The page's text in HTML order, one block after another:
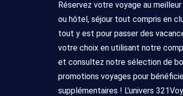
Réservez votre voyage au
ou hôtel, séjour tout compris en
tout y est pour passer des
votre choix en utilisant notre
et consultez notre sélection de
promotions voyages pour
supplémentaires ! L'univers